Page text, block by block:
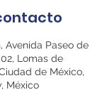
Avenida Paseo de
Lomas de
de México,
México